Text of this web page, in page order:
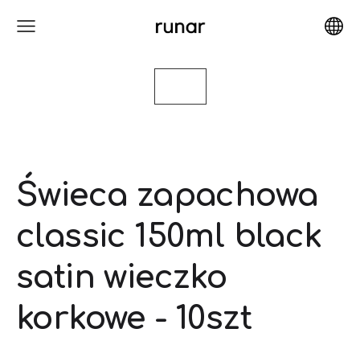
Świeca zapachowa
classic 150ml black
satin wieczko
korkowe - 10szt